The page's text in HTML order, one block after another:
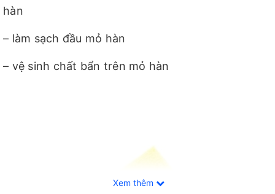
hàn
– làm sạch đầu mỏ hàn
– vệ sinh chất bẩn trên mỏ hàn
Xem thêm